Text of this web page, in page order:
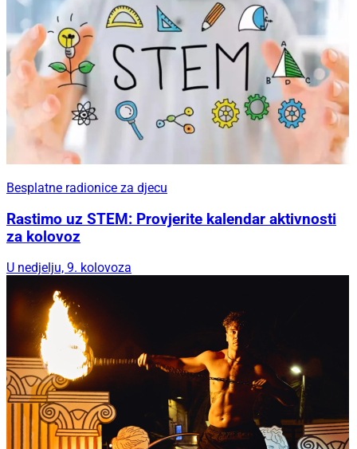
Besplatne radionice za djecu
Rastimo uz STEM: Provjerite kalendar aktivnosti
za kolovoz
U nedjelju, 9. kolovoza